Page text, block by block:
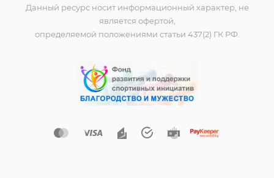
Данный ресурс носит информационный характер, не
является офертой,
определяемой положениями статьи 437(2) ГК РФ.